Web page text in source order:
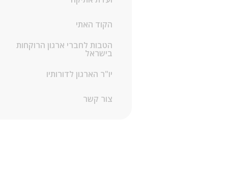
הקוד האתי
הטבות לחברי ארגון הרוקחות
בישראל
יו"ר הארגון לדורותיו
צור קשר